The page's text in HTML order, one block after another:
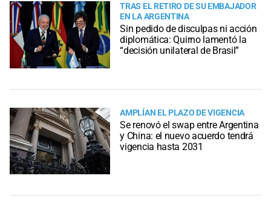
TRAS EL RETIRO DE SU EMBAJADOR
EN LA ARGENTINA
Sin pedido de disculpas ni acción
diplomática: Quirno lamentó la
“decisión unilateral de Brasil”
AMPLÍAN EL PLAZO DE VIGENCIA
Se renovó el swap entre Argentina
y China: el nuevo acuerdo tendrá
vigencia hasta 2031